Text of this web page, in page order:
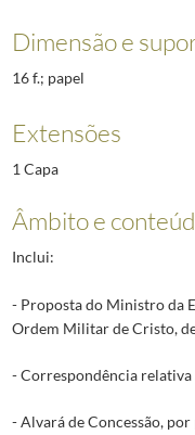
Dimensão e
16 f.; papel
Extensões
1 Capa
Âmbito e
Inclui:
- Proposta do Ministro da
Ordem Militar de Cristo,
- Correspondência relativa
- Alvará de Concessão,